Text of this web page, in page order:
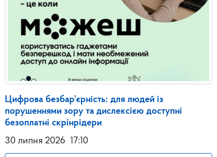
Цифрова безбар’єрність: для людей із
порушеннями зору та дислексією доступні
безоплатні скрінрідери
30 липня 2026 17:10